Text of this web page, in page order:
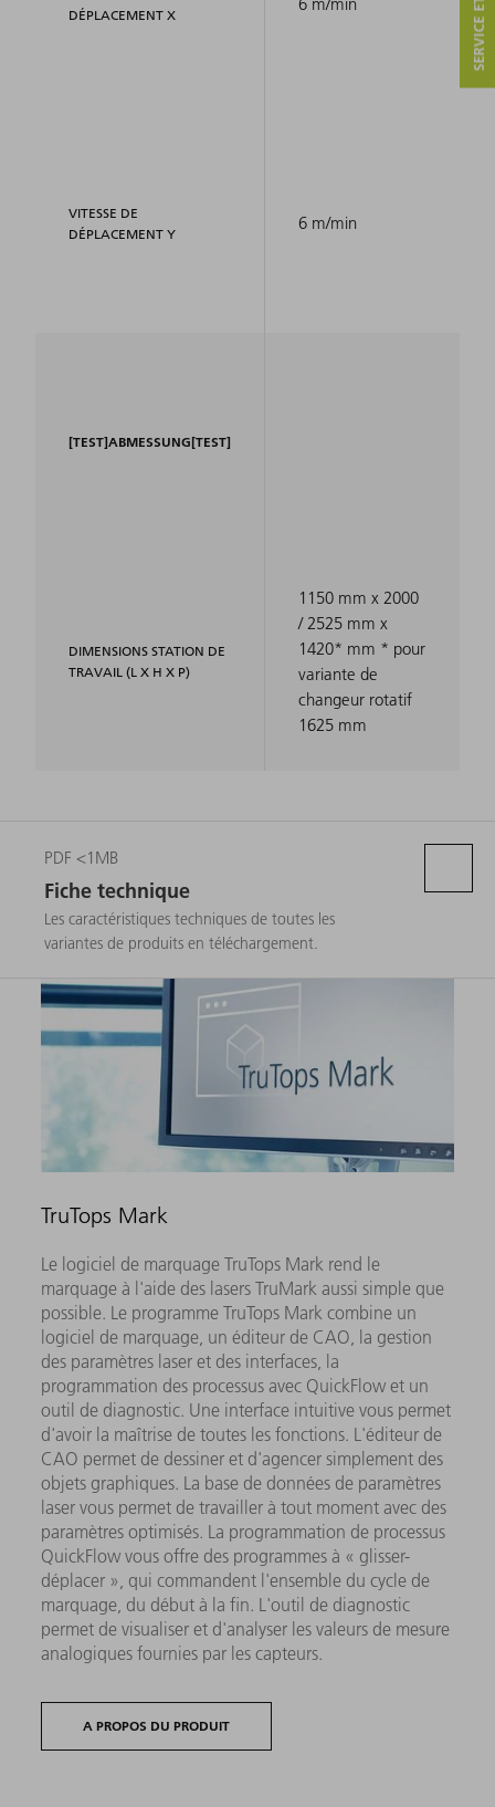
DÉPLACEMENT X
VITESSE DE
DÉPLACEMENT Y
[TEST]ABMESSUNG[TEST]
DIMENSIONS STATION DE
TRAVAIL (L X H X P)
6 m/min
1150 mm x 2000
/ 2525 mm x
1420* mm * pour
variante de
changeur rotatif
1625 mm
PDF <1MB
Fiche technique
Les caractéristiques techniques de toutes les
variantes de produits en téléchargement.
TruTops Mark
Le logiciel de marquage TruTops Mark rend le
marquage à l'aide des lasers TruMark aussi simple que
possible. Le programme TruTops Mark combine un
logiciel de marquage, un éditeur de CAO, la gestion
des paramètres laser et des interfaces, la
programmation des processus avec QuickFlow et un
outil de diagnostic. Une interface intuitive vous permet
d'avoir la maîtrise de toutes les fonctions. L'éditeur de
CAO permet de dessiner et d'agencer simplement des
objets graphiques. La base de données de paramètres
laser vous permet de travailler à tout moment avec des
paramètres optimisés. La programmation de processus
QuickFlow vous offre des programmes à « glisser-
déplacer », qui commandent l'ensemble du cycle de
marquage, du début à la fin. L'outil de diagnostic
permet de visualiser et d'analyser les valeurs de mesure
analogiques fournies par les capteurs.
A PROPOS DU PRODUIT